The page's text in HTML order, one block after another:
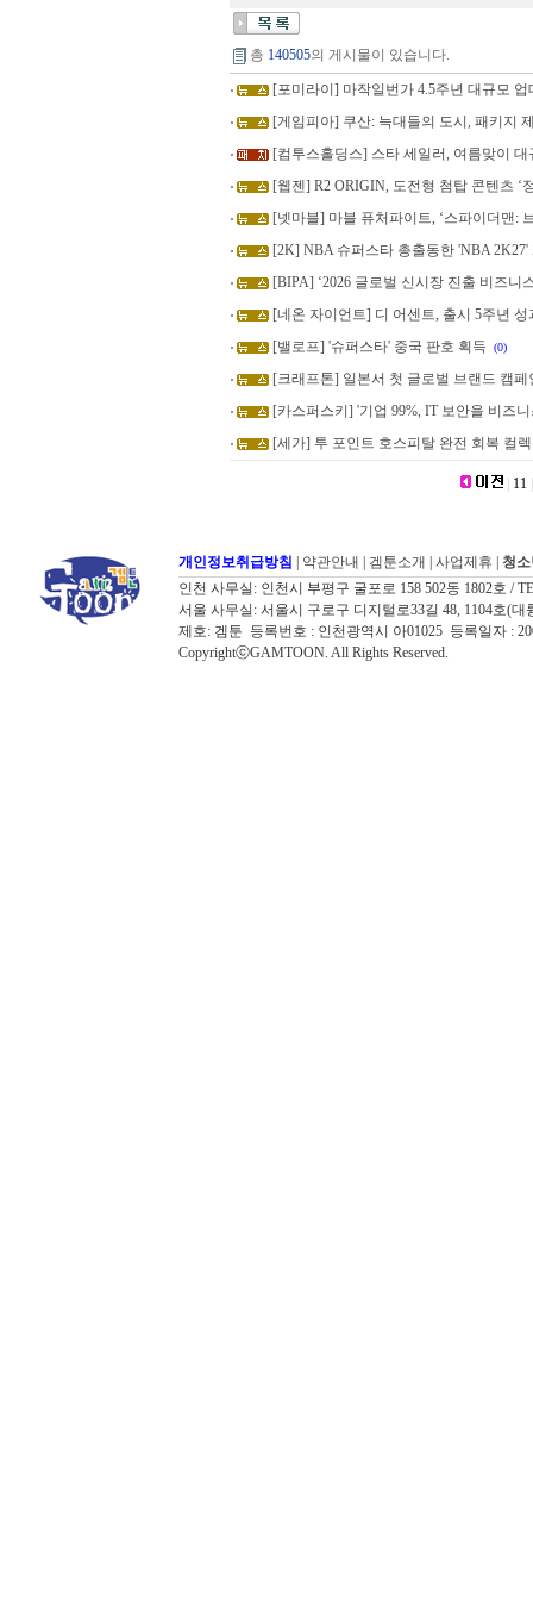
총 140505의 게시물이 있습니다.
[포미라이] 마작일번가 4.5주년 대규모
[게임피아] 쿠산: 늑대들의 도시, 패키지
[컴투스홀딩스] 스타 세일러, 여름맞이
[웹젠] R2 ORIGIN, 도전형 첨탑 콘텐츠 ‘
[넷마블] 마블 퓨처파이트, ‘스파이더맨:
[2K] NBA 슈퍼스타 총출동한 'NBA
[BIPA] ‘2026 글로벌 신시장 진출 비즈니
[네온 자이언트] 디 어센트, 출시 5주년
[밸로프] '슈퍼스타' 중국 판호 획득
(0)
[크래프톤] 일본서 첫 글로벌 브랜드 캠
[카스퍼스키] '기업 99%, IT 보안을 비즈
[세가] 투 포인트 호스피탈 완전 회복 컬
11
개인정보취급방침 약관안내 겜툰소개 사업제휴
청
인천 사무실: 인천시 부평구 굴포로 158 502동 1802호 /
서울 사무실: 서울시 구로구 디지털로33길 48, 1104호(대
제호: 겜툰 등록번호 : 인천광역시 아01025 등록일자 :
CopyrightⓒGAMTOON. All Rights Reserved.